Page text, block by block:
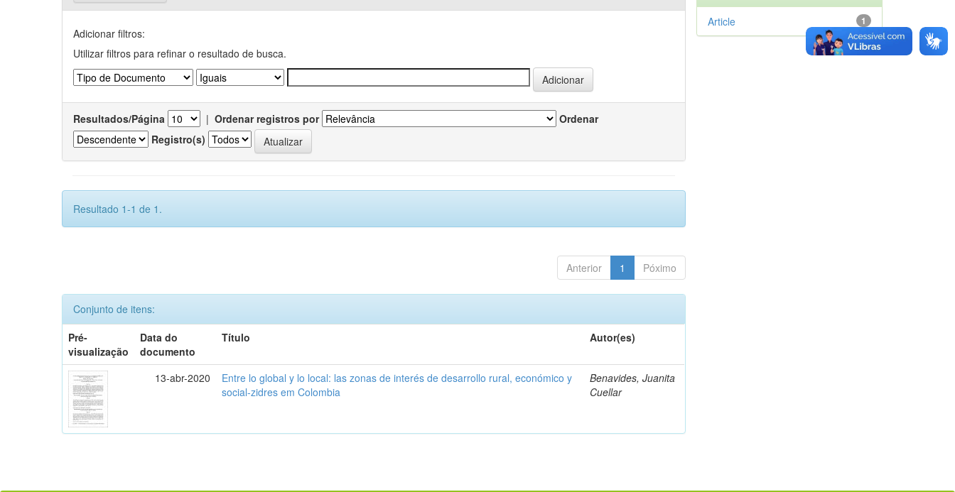
Adicionar filtros:
Utilizar filtros para refinar o resultado de busca.
Resultados/Página | Ordenar registros por
Ordenar
Registro(s)
Resultado 1-1 de 1.
Anterior 1 Póximo
Conjunto de itens:
Pré-
visualização
Data do
documento
Título Autor(es)
13-abr-2020
Entre lo global y lo local: las zonas de interés de desarrollo rural, económico y
social-zidres em Colombia
Benavides, Juanita
Cuellar
1
Article